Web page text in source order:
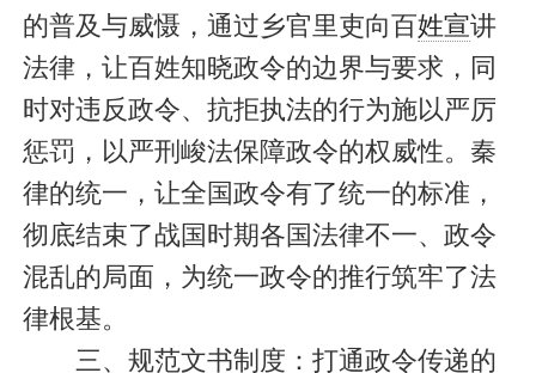
的普及与威慑，通过乡官里吏向百姓宣讲
法律，让百姓知晓政令的边界与要求，同
时对违反政令、抗拒执法的行为施以严厉
惩罚，以严刑峻法保障政令的权威性。秦
律的统一，让全国政令有了统一的标准，
彻底结束了战国时期各国法律不一、政令
混乱的局面，为统一政令的推行筑牢了法
律根基。
三、规范文书制度：打通政令传递的